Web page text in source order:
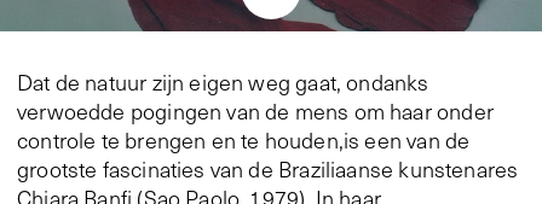
Dat de natuur zijn eigen weg gaat, ondanks
verwoedde pogingen van de mens om haar onder
controle te brengen en te houden,is een van de
grootste fascinaties van de Braziliaanse kunstenares